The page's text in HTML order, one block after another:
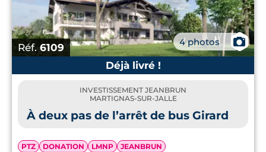
Réf.6109 4 photos
📷
Déjà livré !
INVESTISSEMENT JEANBRUN
MARTIGNAS-SUR-JALLE
À deux pas de l’arrêt de bus Girard
PTZ DONATION LMNP JEANBRUN